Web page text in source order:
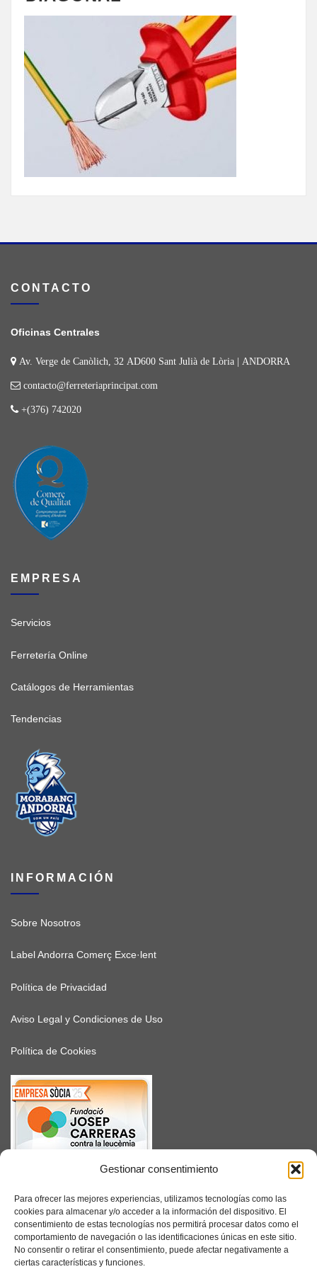
Gestionar consentimiento
Para ofrecer las mejores experiencias, utilizamos tecnologías como las
cookies para almacenar y/o acceder a la información del dispositivo. El
consentimiento de estas tecnologías nos permitirá procesar datos como el
comportamiento de navegación o las identificaciones únicas en este sitio.
No consentir o retirar el consentimiento, puede afectar negativamente a
ciertas características y funciones.
CONTACTO
Oficinas Centrales
Av. Verge de Canòlich, 32 AD600 Sant Julià de Lòria | ANDORRA
contacto@ferreteriaprincipat.com
+(376) 742020
EMPRESA
Servicios
Ferretería Online
Catálogos de Herramientas
Tendencias
INFORMACIÓN
Sobre Nosotros
Label Andorra Comerç Exce·lent
Política de Privacidad
Aviso Legal y Condiciones de Uso
Política de Cookies
SUSCRÍBETE
Facebook